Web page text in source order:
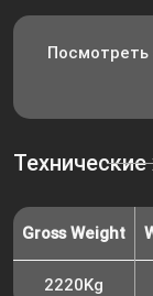
Посмотреть
Gross Weight
2220Kg